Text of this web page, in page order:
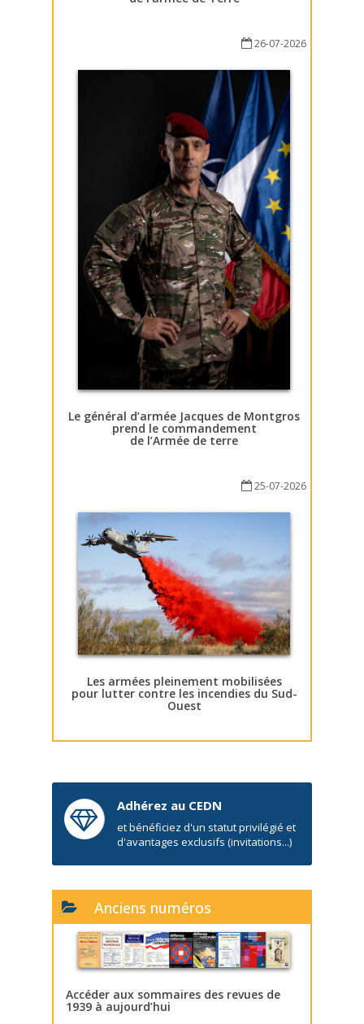
26-07-2026
Le général d’armée Jacques de Montgros
prend le commandement
de l’Armée de terre
25-07-2026
Les armées pleinement mobilisées
pour lutter contre les incendies du Sud-
Ouest
Adhérez au CEDN
et bénéficiez d'un statut privilégié et
d'avantages exclusifs (invitations...)
Anciens numéros
Accéder aux sommaires des revues de
1939 à aujourd’hui